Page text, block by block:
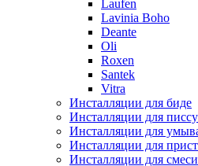
Laufen
Lavinia Boho
Deante
Oli
Roxen
Santek
Vitra
Инсталляции для биде
Инсталляции для
Инсталляции для
Инсталляции для
Инсталляции для